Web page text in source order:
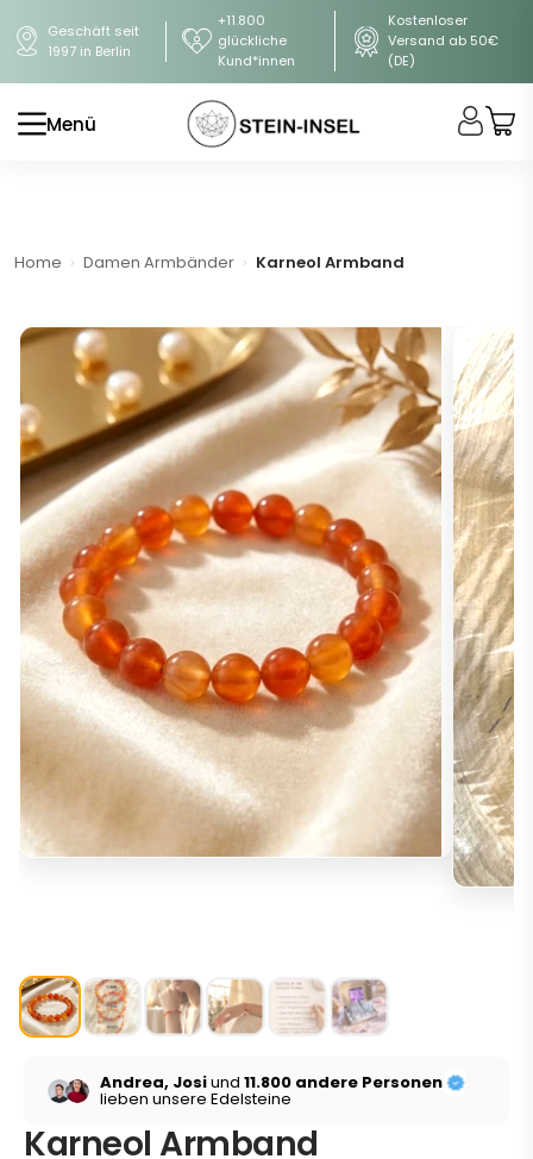
Geschäft seit
1997 in Berlin
+11.800
glückliche
Kund*innen
Kostenloser
Versand ab 50€
(DE)
Menü
Home Damen Armbänder Karneol Armband
Andrea, Josiund11.800 andere Personen
lieben unsere Edelsteine
Karneol Armband